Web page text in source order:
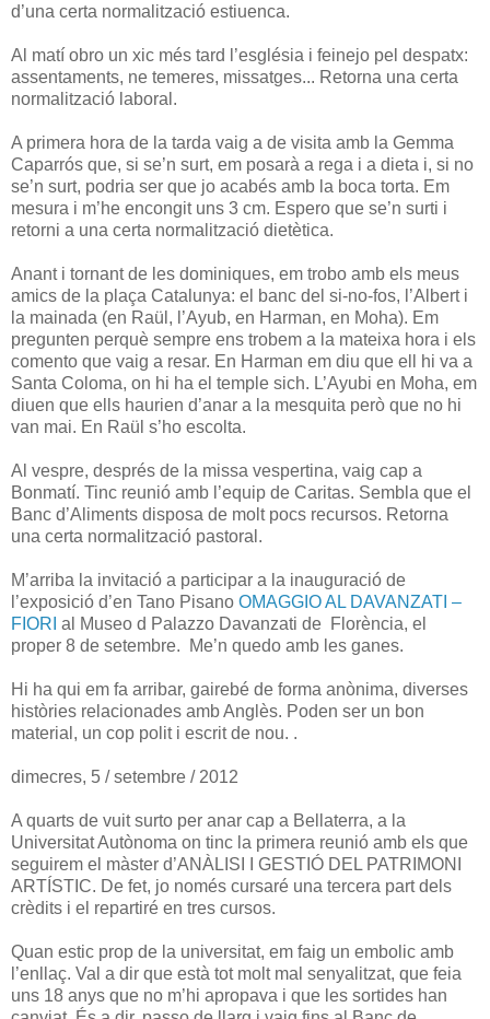
d’una certa normalització estiuenca.
Al matí obro un xic més tard l’església i feinejo pel despatx:
assentaments, ne temeres, missatges... Retorna una certa
normalització laboral.
A primera hora de la tarda vaig a de visita amb la Gemma
Caparrós que, si se’n surt, em posarà a rega i a dieta i, si no
se’n surt, podria ser que jo acabés amb la boca torta. Em
mesura i m’he encongit uns 3 cm. Espero que se’n surti i
retorni a una certa normalització dietètica.
Anant i tornant de les dominiques, em trobo amb els meus
amics de la plaça Catalunya: el banc del si-no-fos, l’Albert i
la mainada (en Raül, l’Ayub, en Harman, en Moha). Em
pregunten perquè sempre ens trobem a la mateixa hora i els
comento que vaig a resar. En Harman em diu que ell hi va a
Santa Coloma, on hi ha el temple sich. L’Ayubi en Moha, em
diuen que ells haurien d’anar a la mesquita però que no hi
van mai. En Raül s’ho escolta.
Al vespre, després de la missa vespertina, vaig cap a
Bonmatí. Tinc reunió amb l’equip de Caritas. Sembla que el
Banc d’Aliments disposa de molt pocs recursos. Retorna
una certa normalització pastoral.
M’arriba la invitació a participar a la inauguració de
l’exposició d’en Tano Pisano OMAGGIO AL DAVANZATI –
FIORI al Museo d Palazzo Davanzati de Florència, el
proper 8 de setembre.
Me’n quedo amb les ganes.
Hi ha qui em fa arribar, gairebé de forma anònima, diverses
històries relacionades amb Anglès. Poden ser un bon
material, un cop polit i escrit de nou. .
dimecres, 5 / setembre / 2012
A quarts de vuit surto per anar cap a Bellaterra, a la
Universitat Autònoma on tinc la primera reunió amb els que
seguirem el màster d’ANÀLISI I GESTIÓ DEL PATRIMONI
ARTÍSTIC. De fet, jo només cursaré una tercera part dels
crèdits i el repartiré en tres cursos.
Quan estic prop de la universitat, em faig un embolic amb
l’enllaç. Val a dir que està tot molt mal senyalitzat, que feia
uns 18 anys que no m’hi apropava i que les sortides han